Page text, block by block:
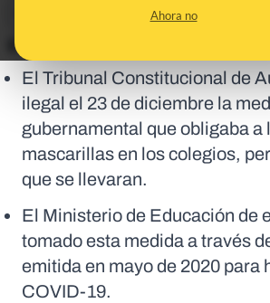
Ahora no
En corto:
El Tribunal Constitucional de
ilegal el 23 de diciembre la
gubernamental que obligaba a
mascarillas en los colegios,
que se llevaran.
El Ministerio de Educación de
tomado esta medida a través
emitida en mayo de 2020 para
COVID-19.